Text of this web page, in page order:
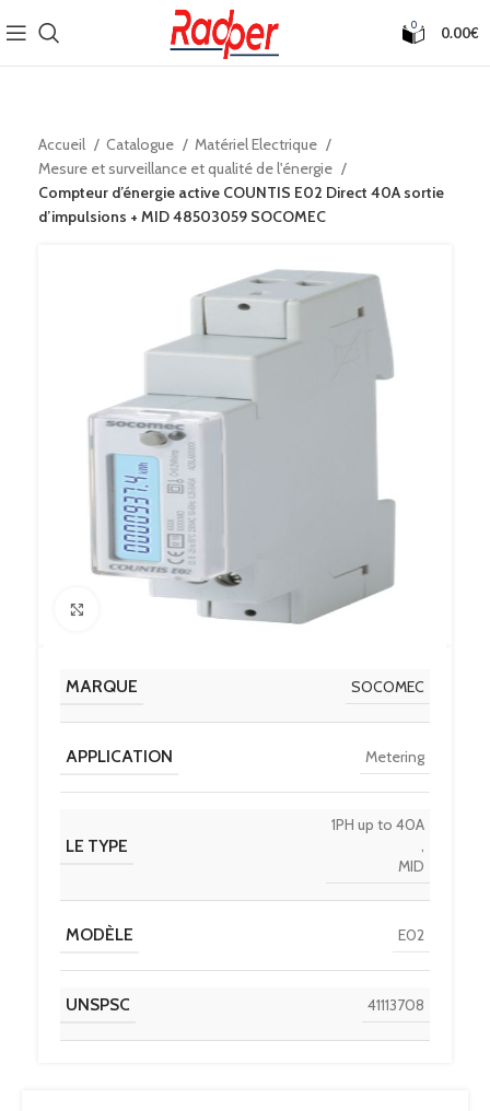
0 0.00€
Accueil Catalogue
Matériel Electrique
Mesure et surveillance et qualité de l'énergie
Compteur d’énergie active COUNTIS E02 Direct 40A sortie
d’impulsions + MID 48503059 SOCOMEC
MARQUE SOCOMEC
APPLICATION Metering
LE TYPE
1PH up to 40A
,
MID
MODÈLE E02
UNSPSC 41113708